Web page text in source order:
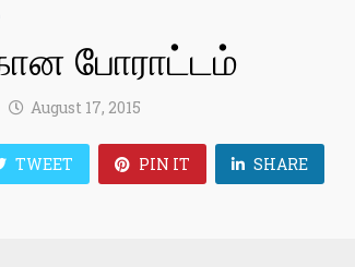
போராட்டம்
August 17, 2015
TWEET PIN IT SHARE